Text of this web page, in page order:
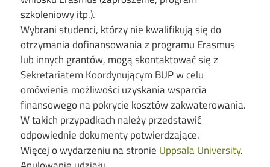
szkoleniowy itp.).
Wybrani studenci, którzy nie kwalifikują się do
otrzymania dofinansowania z programu Erasmus
lub innych grantów, mogą skontaktować się z
Sekretariatem Koordynującym BUP w celu
omówienia możliwości uzyskania wsparcia
finansowego na pokrycie kosztów zakwaterowania.
W takich przypadkach należy przedstawić
odpowiednie dokumenty potwierdzające.
Więcej o wydarzeniu na stronie Uppsala University.